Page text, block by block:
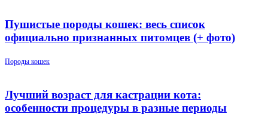
Пушистые породы кошек: весь список
официально признанных питомцев (+ фото)
Породы кошек
Лучший возраст для кастрации кота:
особенности процедуры в разные периоды